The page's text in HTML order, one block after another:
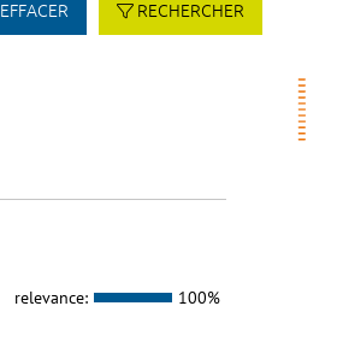
EFFACER RECHERCHER
relevance: 100%